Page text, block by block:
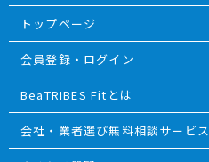
トップページ
会員登録・ログイン
BeaTRIBES Fitとは
会社・業者選び無料相談サービス